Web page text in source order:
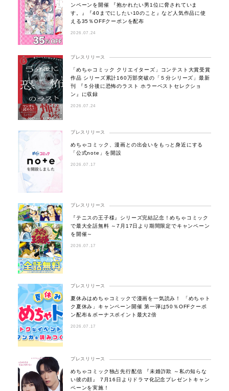
ンペーンを開催 『抱かれたい男1位に脅されていま
す。』『40までにしたい10のこと』など人気作品に使
える35％OFFクーポンを配布
2026.07.24
プレスリリース
「めちゃコミック クリエイターズ」コンテスト大賞受賞
作品 シリーズ累計160万部突破の「５分シリーズ」最新
刊 『５分後に恐怖のラスト ホラーベストセレクショ
ン』に収録
2026.07.24
プレスリリース
めちゃコミック、漫画との出会いをもっと身近にする
「公式note」を開設
2026.07.17
プレスリリース
『テニスの王子様』シリーズ完結記念！めちゃコミック
で最大全話無料 ～7月17日より期間限定でキャンペーン
を開催～
2026.07.17
プレスリリース
夏休みはめちゃコミックで漫画を一気読み！ 「めちゃト
ク夏休み」キャンペーン開催 第一弾は50％OFFクーポ
ン配布＆ボーナスポイント最大2倍
2026.07.17
プレスリリース
めちゃコミック独占先行配信 『未婚詐欺 ～私の知らな
い彼の顔』 7月16日よりドラマ化記念プレゼントキャン
ペーンを実施！